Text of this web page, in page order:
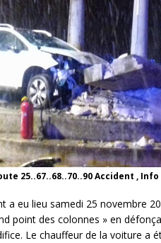
25..67..68..70..90 Accident ,
a eu lieu samedi 25 novembre
point des colonnes » en
Le chauffeur de la voiture a